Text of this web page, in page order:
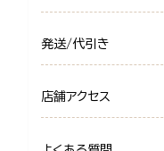
発送/代引き
店舗アクセス